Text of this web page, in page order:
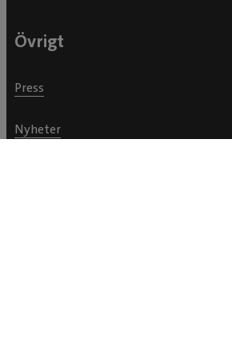
Övrigt
Press
Nyheter